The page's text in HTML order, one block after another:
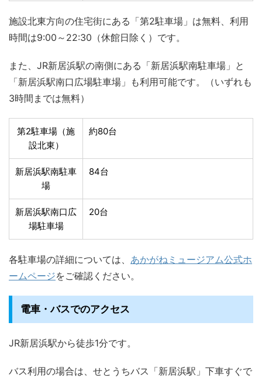
施設北東方向の住宅街にある「第2駐車場」は無料、利用
時間は9:00～22:30（休館日除く）です。
また、JR新居浜駅の南側にある「新居浜駅南駐車場」と
「新居浜駅南口広場駐車場」も利用可能です。（いずれも
3時間までは無料）
第2駐車場（施
設北東）
約80台
新居浜駅南駐車
場
84台
新居浜駅南口広
場駐車場
20台
各駐車場の詳細については、 あかがねミュージアム公式ホ
ームページをご確認ください。
電車・バスでのアクセス
JR新居浜駅から徒歩1分です。
バス利用の場合は、せとうちバス「新居浜駅」下車すぐで